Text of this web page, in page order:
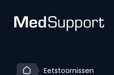
Eetstoornissen